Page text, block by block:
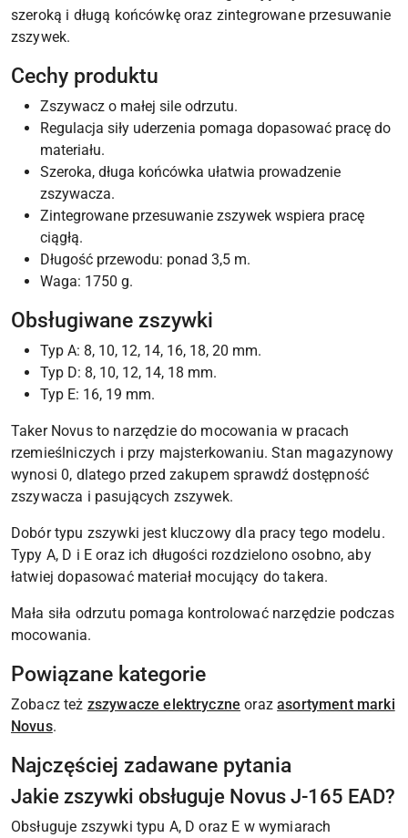
szeroką i długą końcówkę oraz zintegrowane przesuwanie
zszywek.
Cechy produktu
Zszywacz o małej sile odrzutu.
Regulacja siły uderzenia pomaga dopasować pracę do
materiału.
Szeroka, długa końcówka ułatwia prowadzenie
zszywacza.
Zintegrowane przesuwanie zszywek wspiera pracę
ciągłą.
Długość przewodu: ponad 3,5 m.
Waga: 1750 g.
Obsługiwane zszywki
Typ A: 8, 10, 12, 14, 16, 18, 20 mm.
Typ D: 8, 10, 12, 14, 18 mm.
Typ E: 16, 19 mm.
Taker Novus to narzędzie do mocowania w pracach
rzemieślniczych i przy majsterkowaniu. Stan magazynowy
wynosi 0, dlatego przed zakupem sprawdź dostępność
zszywacza i pasujących zszywek.
Dobór typu zszywki jest kluczowy dla pracy tego modelu.
Typy A, D i E oraz ich długości rozdzielono osobno, aby
łatwiej dopasować materiał mocujący do takera.
Mała siła odrzutu pomaga kontrolować narzędzie podczas
mocowania.
Powiązane kategorie
Zobacz też zszywacze elektryczne orazasortyment marki
Novus.
Najczęściej zadawane pytania
Jakie zszywki obsługuje Novus J-165 EAD?
Obsługuje zszywki typu A, D oraz E w wymiarach